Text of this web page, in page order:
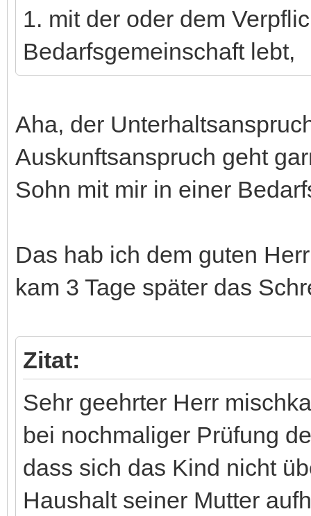
1. mit der oder dem
Bedarfsgemeinschaft lebt,
Aha, der
Auskunftsanspruch geht
Sohn mit mir in einer
Das hab ich dem guten
kam 3 Tage später das
Zitat:
Sehr geehrter Herr
bei nochmaliger Prüfung
dass sich das Kind nicht
Haushalt seiner Mutter